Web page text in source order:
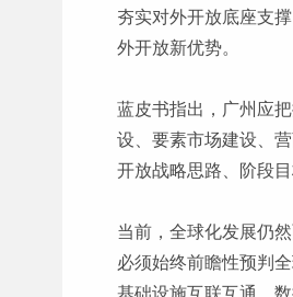
夯实对外开放底座支
外开放新优势。
蓝皮书指出，广州应
设、要素市场建设、
开放战略思路、阶段
当前，全球化发展仍
必须始终前瞻性预判
基础设施互联互通、